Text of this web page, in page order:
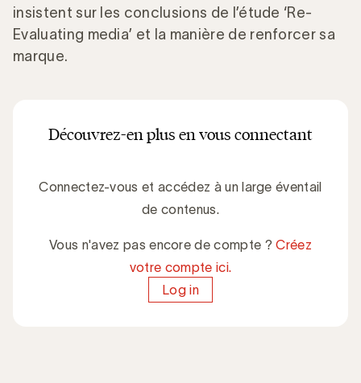
insistent sur les conclusions de l’étude ‘Re-
Evaluating media’ et la manière de renforcer sa
marque.
Découvrez-en plus en vous connectant
Connectez-vous et accédez à un large éventail
de contenus.
Vous n'avez pas encore de compte ?Créez
votre compte ici.
Log in